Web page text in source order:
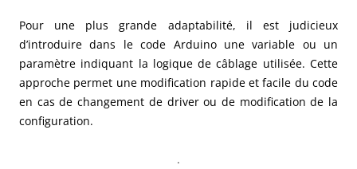
Pour une plus grande adaptabilité, il est judicieux
d’introduire dans le code Arduino une variable ou un
paramètre indiquant la logique de câblage utilisée. Cette
approche permet une modification rapide et facile du code
en cas de changement de driver ou de modification de la
configuration.
.